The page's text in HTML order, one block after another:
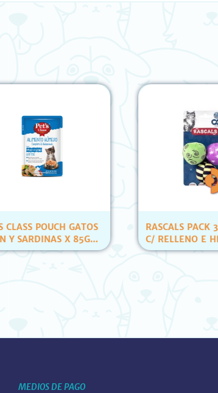
85GR
RASCALS PACK 3 PELOTAS
C/ RELLENO E HIERBA
(YT80007)
MEDIOS DE PAGO